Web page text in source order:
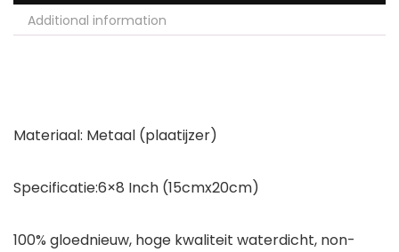
Additional information
Materiaal: Metaal (plaatijzer)
Specificatie:6×8 Inch (15cmx20cm)
100% gloednieuw, hoge kwaliteit waterdicht, non-